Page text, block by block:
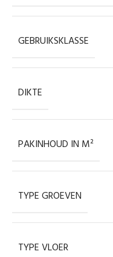
GEBRUIKSKLASSE
DIKTE
PAKINHOUD IN M²
TYPE GROEVEN
TYPE VLOER